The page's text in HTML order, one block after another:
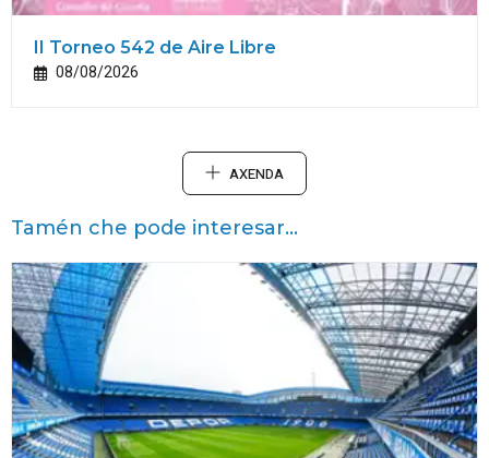
II Torneo 542 de Aire Libre
08/08/2026
AXENDA
Tamén che pode interesar...